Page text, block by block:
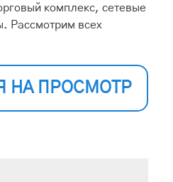
комплекс, сетевые
Рассмотрим всех
НА ПРОСМОТР